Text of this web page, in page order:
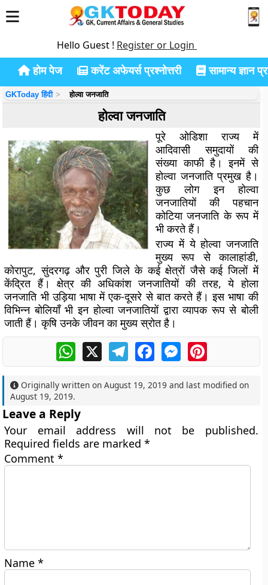
Hello Guest ! Register or Login
होम पेज करेंट अफेयर्स प्रश्नोत्तरी सामान्य ज्ञान
GKToday हिंदी होल्वा जनजाति
होल्वा जनजाति
पूरे ओडिशा राज्य में
आदिवासी समुदायों की
संख्या काफी है। इनमें से
होल्वा जनजाति प्रमुख है।
कुछ लोग इन होल्वा
जनजातियों की पहचान
कोटिया जनजाति के रूप में
भी करते हैं।
राज्य में ये होल्वा जनजाति
मुख्य रूप से कालाहांडी,
कोरापुट, सुंदरगढ़ और पुरी जिले के कई क्षेत्रों जैसे कई जिलों में
केंद्रित हैं। क्षेत्र की अधिकांश जनजातियों की तरह, ये होला
जनजाति भी उड़िया भाषा में एक-दूसरे से बात करते हैं। इस भाषा की
विभिन्न बोलियाँ भी इन होल्वा जनजातियों द्वारा व्यापक रूप से बोली
जाती हैं। कृषि उनके जीवन का मुख्य स्रोत है।
WhatsApp
X TelegramFacebookMessengerPinterest
Originally written onAugust 19, 2019 and last modified on
August 19, 2019.
Leave a Reply
Your email address will not be published.
Required fields are marked*
Comment*
Name*